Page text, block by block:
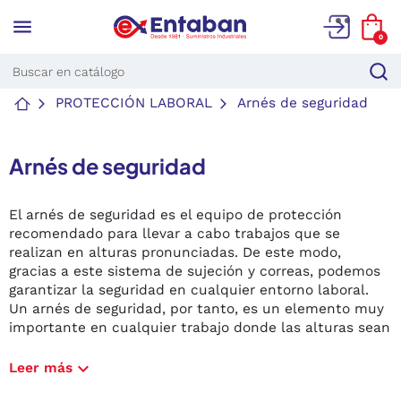
menu 0
PROTECCIÓN LABORAL Arnés de seguridad
Arnés de seguridad
El arnés de seguridad es el equipo de protección
recomendado para llevar a cabo trabajos que se
realizan en alturas pronunciadas. De este modo,
gracias a este sistema de sujeción y correas, podemos
garantizar la seguridad en cualquier entorno laboral.
Un arnés de seguridad, por tanto, es un elemento muy
importante en cualquier trabajo donde las alturas sean
innecesario.
Leer más expand_more